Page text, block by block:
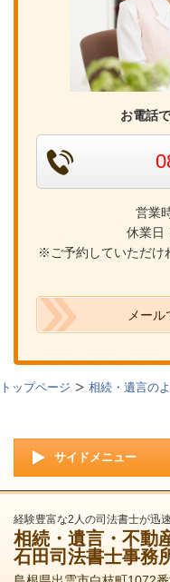
お電話
営業
休業日
※ご予約していただけ
メール
トップページ 相続・遺言の
サイドメニュー
経験豊富な2人の司法書士が迅
相続・遺言・不動
石田司法書士事務